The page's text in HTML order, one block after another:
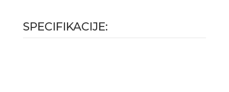
SPECIFIKACIJE: